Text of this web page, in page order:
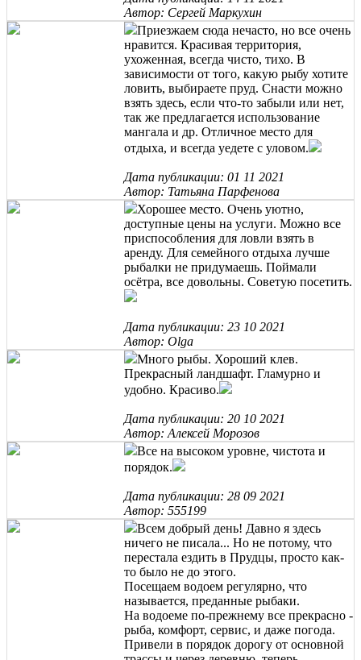
Автор: Сергей Маркухин
Приезжаем сюда нечасто, но все очень
нравится. Красивая территория,
ухоженная, всегда чисто, тихо. В
зависимости от того, какую рыбу хотите
ловить, выбираете пруд. Снасти можно
взять здесь, если что-то забыли или нет,
так же предлагается использование
мангала и др. Отличное место для
отдыха, и всегда уедете с уловом.
Дата публикации: 01 11 2021
Автор: Татьяна Парфенова
Хорошее место. Очень уютно,
доступные цены на услуги. Можно все
приспособления для ловли взять в
аренду. Для семейного отдыха лучше
рыбалки не придумаешь. Поймали
осётра, все довольны. Советую посетить.
Дата публикации: 23 10 2021
Автор: Olga
Много рыбы. Хороший клев.
Прекрасный ландшафт. Гламурно и
удобно. Красиво.
Дата публикации: 20 10 2021
Автор: Алексей Морозов
Все на высоком уровне, чистота и
порядок.
Дата публикации: 28 09 2021
Автор: 555199
Всем добрый день! Давно я здесь
ничего не писала... Но не потому, что
перестала ездить в Прудцы, просто как-
то было не до этого.
Посещаем водоем регулярно, что
называется, преданные рыбаки.
На водоеме по-прежнему все прекрасно -
рыба, комфорт, сервис, и даже погода.
Привели в порядок дорогу от основной